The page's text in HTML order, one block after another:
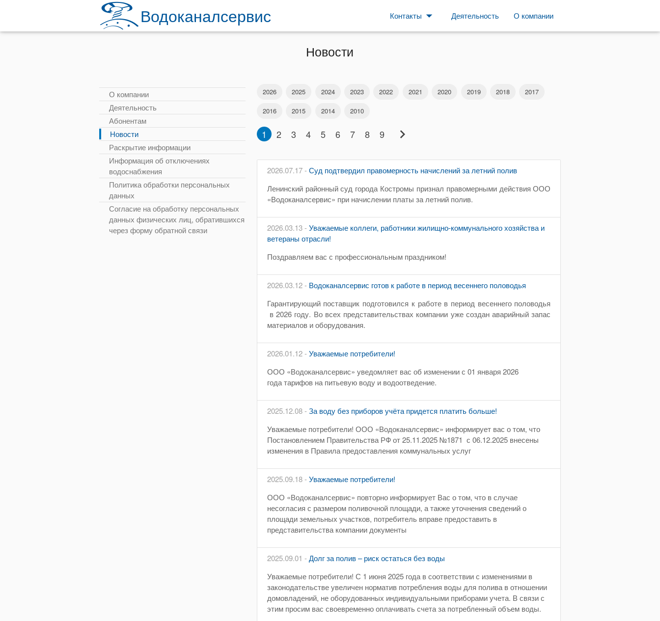
Водоканалсервис О компании
Деятельность
Контакты arrow_drop_down
Новости
О компании
Деятельность
Абонентам
Новости
Раскрытие информации
Информация об отключениях
водоснабжения
Политика обработки персональных
данных
Согласие на обработку персональных
данных физических лиц, обратившихся
через форму обратной связи
2026 2025 2024 2023 2022 2021 2020 2019 2018 2017
2016 2015 2014 2010
1 2 3 4 5 6 7 8 9 chevron_right
2026.07.17 -Суд подтвердил правомерность начислений за летний полив
Ленинский районный суд города Костромы признал правомерными действия ООО
«Водоканалсервис» при начислении платы за летний полив.
2026.03.13 -Уважаемые коллеги, работники жилищно-коммунального хозяйства и
ветераны отрасли!
Поздравляем вас с профессиональным праздником!
2026.03.12 - Водоканалсервис готов к работе в период весеннего половодья
Гарантирующий поставщик подготовился к работе в период весеннего половодья
в 2026 году. Во всех представительствах компании уже создан аварийный запас
материалов и оборудования.
2026.01.12 -Уважаемые потребители!
ООО «Водоканалсервис» уведомляет вас об изменении с 01 января 2026
года тарифов на питьевую воду и водоотведение.
2025.12.08 -За воду без приборов учёта придется платить больше!
Уважаемые потребители! ООО «Водоканалсервис» информирует вас о том, что
Постановлением Правительства РФ от 25.11.2025 №1871 с 06.12.2025 внесены
изменения в Правила предоставления коммунальных услуг
2025.09.18 -Уважаемые потребители!
ООО «Водоканалсервис» повторно информирует Вас о том, что в случае
несогласия с размером поливочной площади, а также уточнения сведений о
площади земельных участков, потребитель вправе предоставить в
представительства компании документы
2025.09.01 -Долг за полив – риск остаться без воды
Уважаемые потребители! С 1 июня 2025 года в соответствии с изменениями в
законодательстве увеличен норматив потребления воды для полива в отношении
домовладений, не оборудованных индивидуальными приборами учета. В связи с
этим просим вас своевременно оплачивать счета за потребленный объем воды.